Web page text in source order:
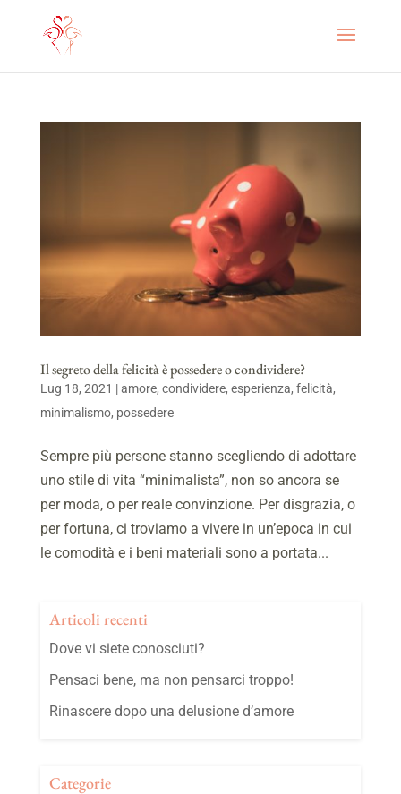
Il segreto della felicità è possedere o condividere?
Lug 18, 2021 |amore, condividere, esperienza, felicità,
minimalismo, possedere
Sempre più persone stanno scegliendo di adottare
uno stile di vita “minimalista”, non so ancora se
per moda, o per reale convinzione. Per disgrazia, o
per fortuna, ci troviamo a vivere in un’epoca in cui
le comodità e i beni materiali sono a portata...
Articoli recenti
Dove vi siete conosciuti?
Pensaci bene, ma non pensarci troppo!
Rinascere dopo una delusione d’amore
Categorie